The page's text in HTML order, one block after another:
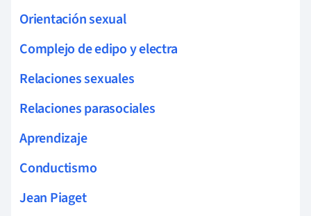
Orientación sexual
Complejo de edipo y electra
Relaciones sexuales
Relaciones parasociales
Aprendizaje
Conductismo
Jean Piaget